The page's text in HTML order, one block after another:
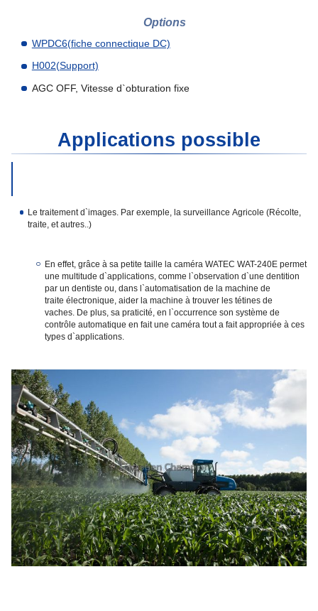
Options
WPDC6(fiche connectique DC)
H002(Support)
AGC OFF, Vitesse d`obturation fixe
Applications possible
Le traitement d`images. Par exemple, la surveillance Agricole (Récolte,
traite, et autres..)
En effet, grâce à sa petite taille la caméra WATEC WAT-240E permet
une multitude d`applications, comme l`observation d`une dentition
par un dentiste ou, dans l`automatisation de la machine de
traite électronique, aider la machine à trouver les tétines de
vaches. De plus, sa praticité, en l`occurrence son système de
contrôle automatique en fait une caméra tout a fait appropriée à ces
types d`applications.